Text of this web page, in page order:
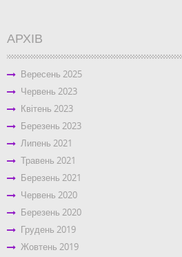
АРХІВ
Вересень 2025
Червень 2023
Квітень 2023
Березень 2023
Липень 2021
Травень 2021
Березень 2021
Червень 2020
Березень 2020
Грудень 2019
Жовтень 2019